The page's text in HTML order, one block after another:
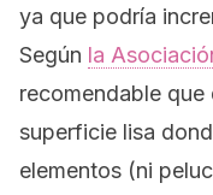
ya que podría
Según la
recomendable que
superficie lisa
elementos (ni